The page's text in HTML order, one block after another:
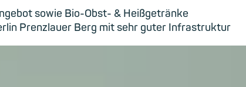
sowie Bio-Obst- & Heißgetränke
Prenzlauer Berg mit sehr guter Infrastruktur